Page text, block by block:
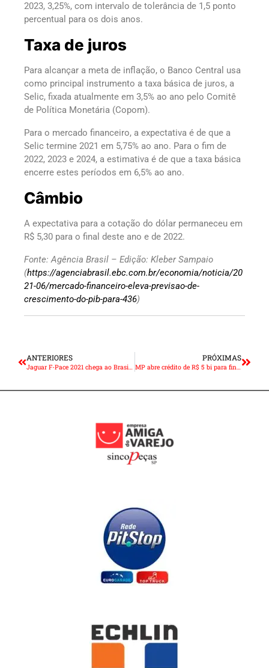
2023, 3,25%, com intervalo de tolerância de 1,5 ponto
percentual para os dois anos.
Taxa de juros
Para alcançar a meta de inflação, o Banco Central usa
como principal instrumento a taxa básica de juros, a
Selic, fixada atualmente em 3,5% ao ano pelo Comitê
de Política Monetária (Copom).
Para o mercado financeiro, a expectativa é de que a
Selic termine 2021 em 5,75% ao ano. Para o fim de
2022, 2023 e 2024, a estimativa é de que a taxa básica
encerre estes períodos em 6,5% ao ano.
Câmbio
A expectativa para a cotação do dólar permaneceu em
R$ 5,30 para o final deste ano e de 2022.
Fonte: Agência Brasil – Edição: Kleber Sampaio
(https://agenciabrasil.ebc.com.br/economia/noticia/20
21-06/mercado-financeiro-eleva-previsao-de-
crescimento-do-pib-para-436)
ANTERIORES
Jaguar F-Pace 2021 chega ao Brasil com desempenho esportivo e mais conectado
PRÓXIMAS
MP abre crédito de R$ 5 bi para financiar micro e pequenas empresas